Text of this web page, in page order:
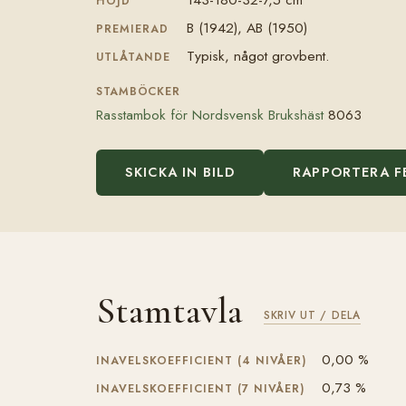
PREMIERAD B (1942), AB (1950)
UTLÅTANDE Typisk, något grovbent.
STAMBÖCKER
Rasstambok för Nordsvensk Brukshäst8063
SKICKA IN BILD RAPPORTERA
Stamtavla SKRIV UT / DELA
INAVELSKOEFFICIENT (4 NIVÅER) 0,00 %
INAVELSKOEFFICIENT (7 NIVÅER) 0,73 %